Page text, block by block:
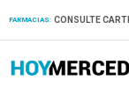
FARMACIAS: CONSULTE